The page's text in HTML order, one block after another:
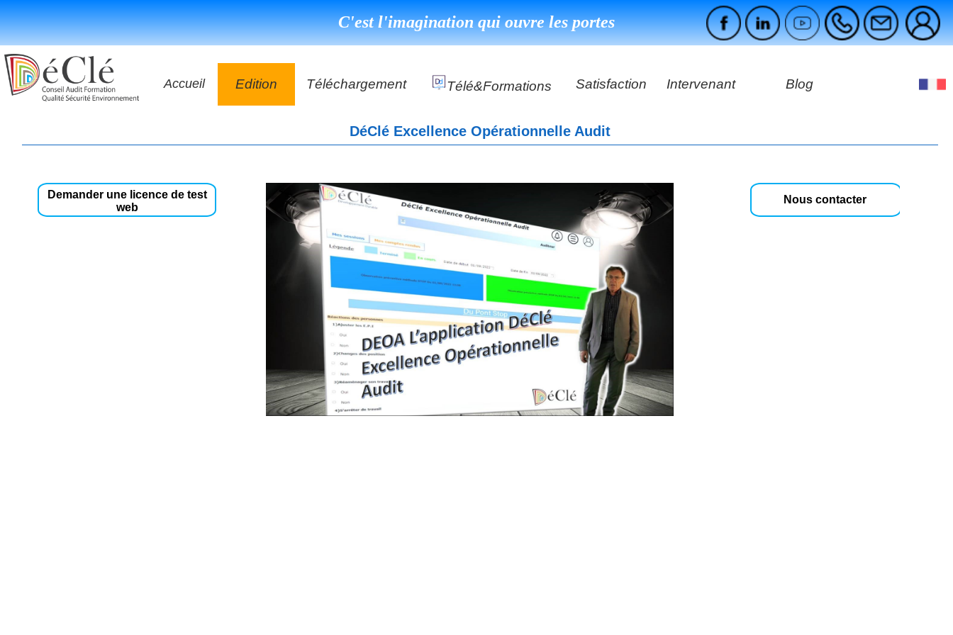
C'est l'imagination qui ouvre les portes
Accueil Edition
DéClé Excellence Opérationnel Audit
Les livres
Téléchargement Télé&formations Satisfaction
Témoignages
Intervenant Blog
DéClé Excellence Opérationnelle Audit
Demander une licence de test
web
Nous contacter